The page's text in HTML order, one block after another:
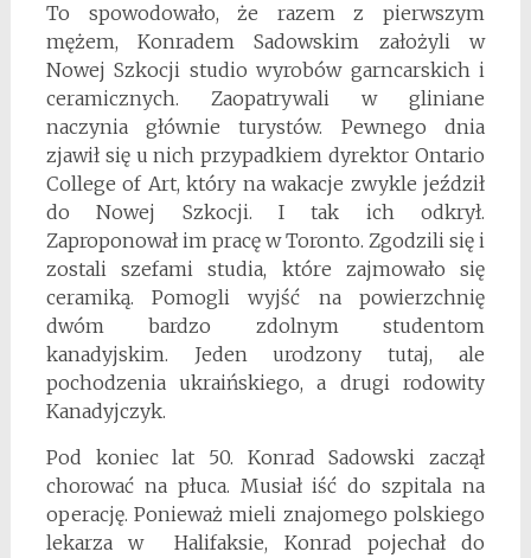
To spowodowało, że razem z pierwszym
mężem, Konradem Sadowskim założyli w
Nowej Szkocji studio wyrobów garncarskich i
ceramicznych. Zaopatrywali w gliniane
naczynia głównie turystów. Pewnego dnia
zjawił się u nich przypadkiem dyrektor Ontario
College of Art, który na wakacje zwykle jeździł
do Nowej Szkocji. I tak ich odkrył.
Zaproponował im pracę w Toronto. Zgodzili się i
zostali szefami studia, które zajmowało się
ceramiką. Pomogli wyjść na powierzchnię
dwóm bardzo zdolnym studentom
kanadyjskim. Jeden urodzony tutaj, ale
pochodzenia ukraińskiego, a drugi rodowity
Kanadyjczyk.
Pod koniec lat 50. Konrad Sadowski zaczął
chorować na płuca. Musiał iść do szpitala na
operację. Ponieważ mieli znajomego polskiego
lekarza w Halifaksie, Konrad pojechał do